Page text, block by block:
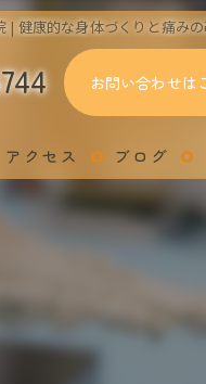
| 健康的な身体づくりと痛み
お問い合わせは
アクセス ブログ